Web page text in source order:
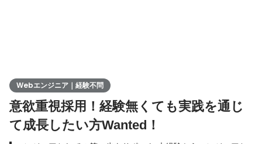
Webエンジニア｜経験不問
意欲重視採用！経験無くても実践を通じ
て成長したい方Wanted！